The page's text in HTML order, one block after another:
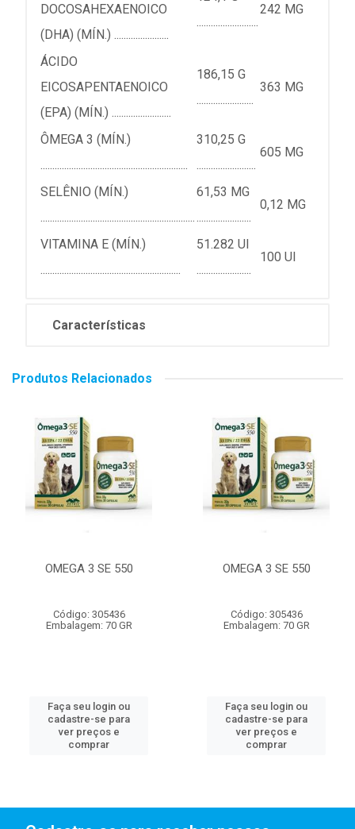
DOCOSAHEXAENOICO
(DHA) (MÍN.) .......................
..........................
242 MG
ÁCIDO
EICOSAPENTAENOICO
(EPA) (MÍN.) .........................
186,15 G
........................
363 MG
ÔMEGA 3 (MÍN.)
..............................................................
310,25 G
.........................
605 MG
SELÊNIO (MÍN.)
.................................................................
61,53 MG
.......................
0,12 MG
VITAMINA E (MÍN.)
...........................................................
51.282 UI
.......................
100 UI
Características
Produtos Relacionados
OMEGA 3 SE 550
Código: 305436
Embalagem: 70 GR
Faça seu login ou
cadastre-se para
ver preços e
comprar
OMEGA 3 SE 550
Código: 305436
Embalagem: 70 GR
Faça seu login ou
cadastre-se para
ver preços e
comprar